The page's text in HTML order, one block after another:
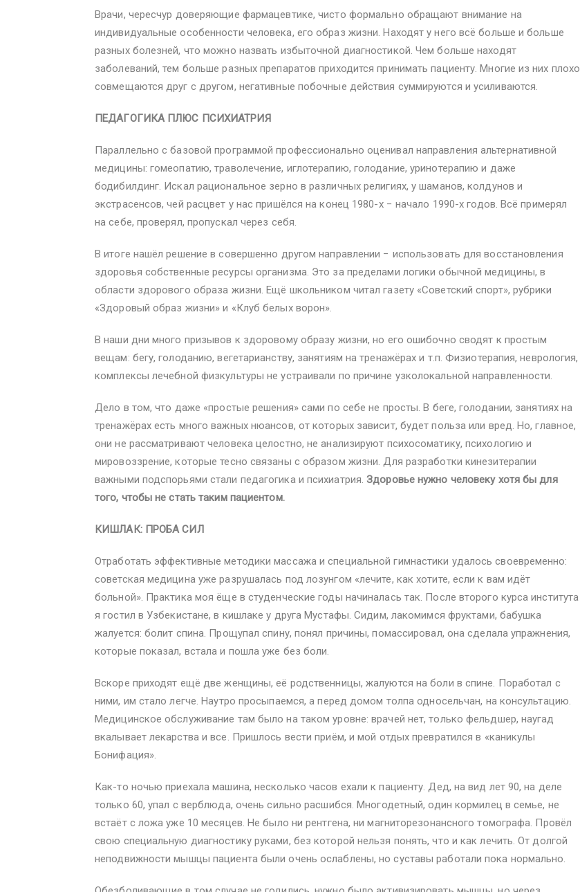
Врачи, чересчур доверяющие фармацевтике, чисто формально обращают внимание на
индивидуальные особенности человека, его образ жизни. Находят у него всё больше и больше
разных болезней, что можно назвать избыточной диагностикой. Чем больше находят
заболеваний, тем больше разных препаратов приходится принимать пациенту. Многие из них плохо
совмещаются друг с другом, негативные побочные действия суммируются и усиливаются.
ПЕДАГОГИКА ПЛЮС ПСИХИАТРИЯ
Параллельно с базовой программой профессионально оценивал направления альтернативной
медицины: гомеопатию, траволечение, иглотерапию, голодание, уринотерапию и даже
бодибилдинг. Искал рациональное зерно в различных религиях, у шаманов, колдунов и
экстрасенсов, чей расцвет у нас пришёлся на конец 1980-х − начало 1990-х годов. Всё примерял
на себе, проверял, пропускал через себя.
В итоге нашёл решение в совершенно другом направлении − использовать для восстановления
здоровья собственные ресурсы организма. Это за пределами логики обычной медицины, в
области здорового образа жизни. Ещё школьником читал газету «Советский спорт», рубрики
«Здоровый образ жизни» и «Клуб белых ворон».
В наши дни много призывов к здоровому образу жизни, но его ошибочно сводят к простым
вещам: бегу, голоданию, вегетарианству, занятиям на тренажёрах и т.п. Физиотерапия, неврология,
комплексы лечебной физкультуры не устраивали по причине узколокальной направленности.
Дело в том, что даже «простые решения» сами по себе не просты. В беге, голодании, занятиях на
тренажёрах есть много важных нюансов, от которых зависит, будет польза или вред. Но, главное,
они не рассматривают человека целостно, не анализируют психосоматику, психологию и
мировоззрение, которые тесно связаны с образом жизни. Для разработки кинезитерапии
важными подспорьями стали педагогика и психиатрия.Здоровье нужно человеку хотя бы для
того, чтобы не стать таким пациентом.
КИШЛАК: ПРОБА СИЛ
Отработать эффективные методики массажа и специальной гимнастики удалось своевременно:
советская медицина уже разрушалась под лозунгом «лечите, как хотите, если к вам идёт
больной». Практика моя ёще в студенческие годы начиналась так. После второго курса института
я гостил в Узбекистане, в кишлаке у друга Мустафы. Сидим, лакомимся фруктами, бабушка
жалуется: болит спина. Прощупал спину, понял причины, помассировал, она сделала упражнения,
которые показал, встала и пошла уже без боли.
Вскоре приходят ещё две женщины, её родственницы, жалуются на боли в спине. Поработал с
ними, им стало легче. Наутро просыпаемся, а перед домом толпа односельчан, на консультацию.
Медицинское обслуживание там было на таком уровне: врачей нет, только фельдшер, наугад
вкалывает лекарства и все. Пришлось вести приём, и мой отдых превратился в «каникулы
Бонифация».
Как-то ночью приехала машина, несколько часов ехали к пациенту. Дед, на вид лет 90, на деле
только 60, упал с верблюда, очень сильно расшибся. Многодетный, один кормилец в семье, не
встаёт с ложа уже 10 месяцев. Не было ни рентгена, ни магниторезонансного томографа. Провёл
свою специальную диагностику руками, без которой нельзя понять, что и как лечить. От долгой
неподвижности мышцы пациента были очень ослаблены, но суставы работали пока нормально.